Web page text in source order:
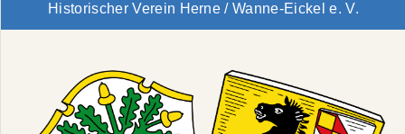
Historischer Verein Herne / Wanne-Eickel e. V.